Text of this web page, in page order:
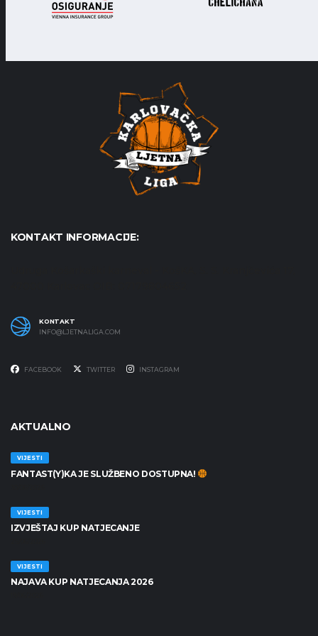
KONTAKT INFORMACIJE:
KONTAKT
INFO@LJETNALIGA.COM
FACEBOOK TWITTER INSTAGRAM
AKTUALNO
VIJESTI
FANTAST(Y)KA JE SLUŽBENO DOSTUPNA!
VIJESTI
IZVJEŠTAJ KUP NATJECANJE
VIJESTI
NAJAVA KUP NATJECANJA 2026